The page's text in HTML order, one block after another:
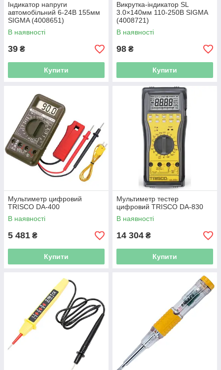
Індикатор напруги
автомобільний 6-24В 155мм
SIGMA (4008651)
В наявності
39 ₴
Купити
Викрутка-індикатор SL
3.0×140мм 110-250В SIGMA
(4008721)
В наявності
98 ₴
Купити
Мультиметр цифровий
TRISCO DA-400
В наявності
5 481 ₴
Купити
Мультиметр тестер
цифровий TRISCO DA-830
В наявності
14 304 ₴
Купити